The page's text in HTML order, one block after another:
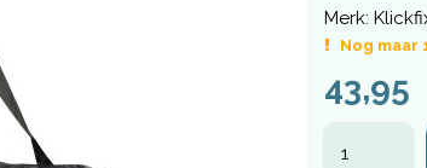
Merk:
Nog maar
43,95